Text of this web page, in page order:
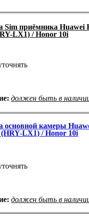
Sim приёмника Huawei
LX1) / Honor 10i
должен быть в
основной камеры
LX1) / Honor 10i
должен быть в